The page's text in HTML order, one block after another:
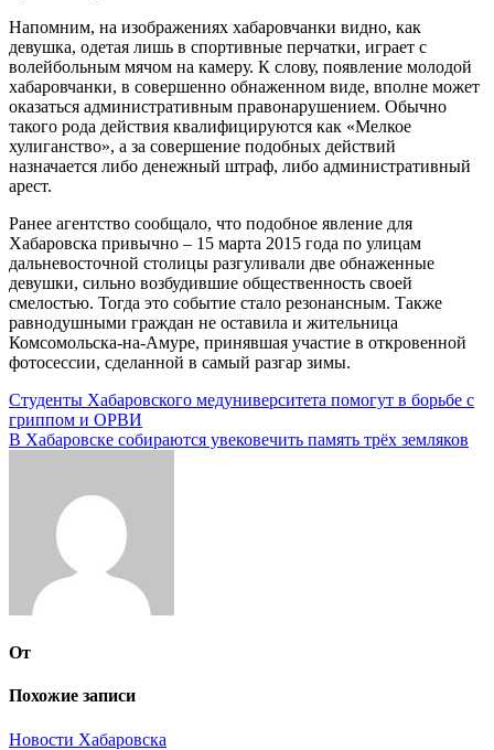
Напомним, на изображениях хабаровчанки видно, как
девушка, одетая лишь в спортивные перчатки, играет с
волейбольным мячом на камеру. К слову, появление молодой
хабаровчанки, в совершенно обнаженном виде, вполне может
оказаться административным правонарушением. Обычно
такого рода действия квалифицируются как «Мелкое
хулиганство», а за совершение подобных действий
назначается либо денежный штраф, либо административный
арест.
Ранее агентство сообщало, что подобное явление для
Хабаровска привычно – 15 марта 2015 года по улицам
дальневосточной столицы разгуливали две обнаженные
девушки, сильно возбудившие общественность своей
смелостью. Тогда это событие стало резонансным. Также
равнодушными граждан не оставила и жительница
Комсомольска-на-Амуре, принявшая участие в откровенной
фотосессии, сделанной в самый разгар зимы.
Навигация
по
Студенты Хабаровского медуниверситета помогут в борьбе с
гриппом и ОРВИ
В Хабаровске собираются увековечить память трёх земляков
От
Похожие записи
Новости Хабаровска